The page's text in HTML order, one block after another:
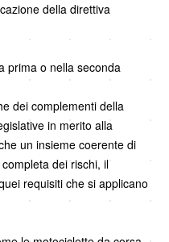
della direttiva
prima o nella seconda
dei complementi della
in merito alla
un insieme coerente di
dei rischi, il
requisiti che si applicano